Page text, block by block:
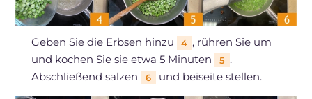
Geben Sie die Erbsen hinzu 4 , rühren Sie um
und kochen Sie sie etwa 5 Minuten
5 .
Abschließend salzen
6 und beiseite stellen.